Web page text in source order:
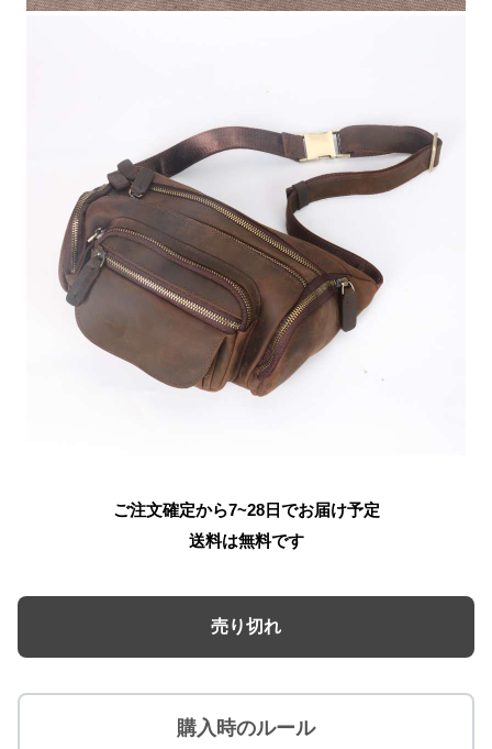
ご注文確定から7~28日でお届け予定
送料は無料です
売り切れ
購入時のルール